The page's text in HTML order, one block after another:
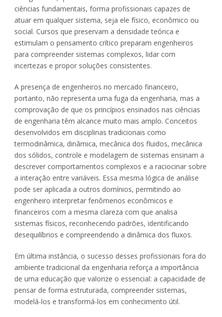
ciências fundamentais, forma profissionais capazes de
atuar em qualquer sistema, seja ele físico, econômico ou
social. Cursos que preservam a densidade teórica e
estimulam o pensamento crítico preparam engenheiros
para compreender sistemas complexos, lidar com
incertezas e propor soluções consistentes.
A presença de engenheiros no mercado financeiro,
portanto, não representa uma fuga da engenharia, mas a
comprovação de que os princípios ensinados nas ciências
de engenharia têm alcance muito mais amplo. Conceitos
desenvolvidos em disciplinas tradicionais como
termodinâmica, dinâmica, mecânica dos fluidos, mecânica
dos sólidos, controle e modelagem de sistemas ensinam a
descrever comportamentos complexos e a raciocinar sobre
a interação entre variáveis. Essa mesma lógica de análise
pode ser aplicada a outros domínios, permitindo ao
engenheiro interpretar fenômenos econômicos e
financeiros com a mesma clareza com que analisa
sistemas físicos, reconhecendo padrões, identificando
desequilíbrios e compreendendo a dinâmica dos fluxos.
Em última instância, o sucesso desses profissionais fora do
ambiente tradicional da engenharia reforça a importância
de uma educação que valorize o essencial: a capacidade de
pensar de forma estruturada, compreender sistemas,
modelá-los e transformá-los em conhecimento útil.